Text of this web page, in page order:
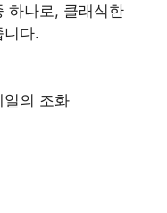
하나로, 클래식한
니다.
일의 조화